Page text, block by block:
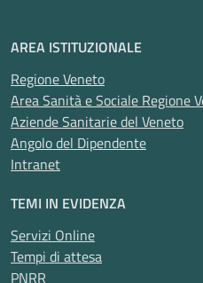
AREA ISTITUZIONALE
Regione Veneto
Area Sanità e Sociale Regione
Aziende Sanitarie del Veneto
Angolo del Dipendente
Intranet
TEMI IN EVIDENZA
Servizi Online
Tempi di attesa
PNRR